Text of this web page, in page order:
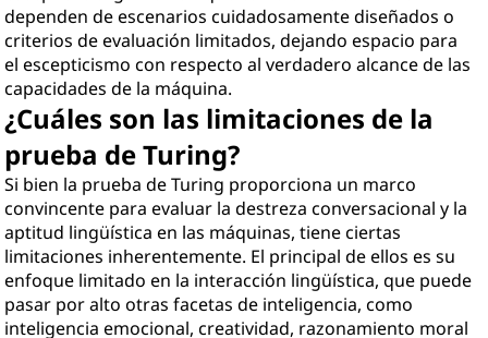
dependen de escenarios cuidadosamente diseñados o
criterios de evaluación limitados, dejando espacio para
el escepticismo con respecto al verdadero alcance de las
capacidades de la máquina.
¿Cuáles son las limitaciones de la
prueba de Turing?
Si bien la prueba de Turing proporciona un marco
convincente para evaluar la destreza conversacional y la
aptitud lingüística en las máquinas, tiene ciertas
limitaciones inherentemente. El principal de ellos es su
enfoque limitado en la interacción lingüística, que puede
pasar por alto otras facetas de inteligencia, como
inteligencia emocional, creatividad, razonamiento moral